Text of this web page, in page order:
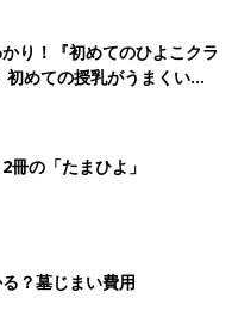
り！『初めてのひよこクラ
めての授乳がうまくい
本と夏のトラブル 解決テ
冊の「たまひよ」
？墓じまい費用